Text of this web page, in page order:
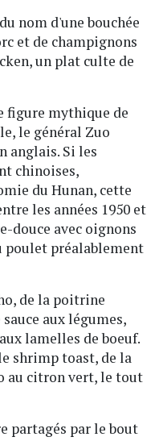
nom d'une bouchée
et de champignons
un plat culte de
figure mythique de
le général Zuo
anglais. Si les
chinoises,
du Hunan, cette
les années 1950 et
douce avec oignons
poulet préalablement
de la poitrine
aux légumes,
lamelles de boeuf.
shrimp toast, de la
au citron vert, le tout
partagés par le bout